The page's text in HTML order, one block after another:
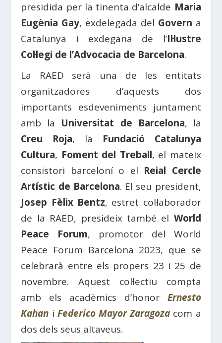
presidida per la tinenta d’alcalde Maria
Eugènia Gay, exdelegada del Govern a
Catalunya i exdegana de l’Il·lustre
Col·legi de l’Advocacia de Barcelona.
La RAED serà una de les entitats
organitzadores d’aquests dos
importants esdeveniments juntament
amb la Universitat de Barcelona, la
Creu Roja, la Fundació Catalunya
Cultura, Foment del Treball, el mateix
consistori barceloní o el Reial Cercle
Artístic de Barcelona. El seu president,
Josep Fèlix Bentz, estret col·laborador
de la RAED, presideix també el World
Peace Forum, promotor del World
Peace Forum Barcelona 2023, que se
celebrarà entre els propers 23 i 25 de
novembre. Aquest col·lectiu compta
amb els acadèmics d’honor Ernesto
Kahan i Federico Mayor Zaragoza com a
dos dels seus altaveus.